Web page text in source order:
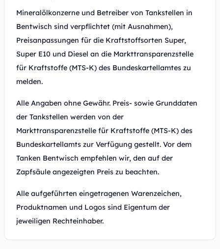
Mineralölkonzerne und Betreiber von Tankstellen in
Bentwisch sind verpflichtet (mit Ausnahmen),
Preisanpassungen für die Kraftstoffsorten Super,
Super E10 und Diesel an die Markttransparenzstelle
für Kraftstoffe (MTS-K) des Bundeskartellamtes zu
melden.
Alle Angaben ohne Gewähr. Preis- sowie Grunddaten
der Tankstellen werden von der
Markttransparenzstelle für Kraftstoffe (MTS-K) des
Bundeskartellamts zur Verfügung gestellt. Vor dem
Tanken Bentwisch empfehlen wir, den auf der
Zapfsäule angezeigten Preis zu beachten.
Alle aufgeführten eingetragenen Warenzeichen,
Produktnamen und Logos sind Eigentum der
jeweiligen Rechteinhaber.